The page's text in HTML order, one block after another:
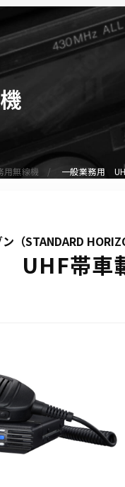
ル無線機（登録局）
無線機（免許局）
レシーバー）
ア無線機
ール
コール
用無線機 一般業務用
（STANDARD
UHF帯